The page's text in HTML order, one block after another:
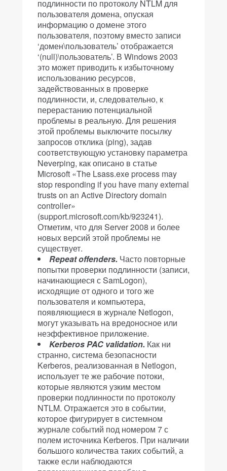
подлинности по протоколу NTLM для
пользователя домена, опуская
информацию о домене этого
пользователя, поэтому вместо записи
‘домен\пользователь’ отображается
‘(null)\пользователь’. В Windows 2003
это может приводить к избыточному
использованию ресурсов,
задействованных в проверке
подлинности, и, следовательно, к
перерастанию потенциальной
проблемы в реальную. Для решения
этой проблемы выключите посылку
запросов отклика (ping), задав
соответствующую установку параметра
Neverping, как описано в статье
Microsoft «The Lsass.exe process may
stop responding if you have many external
trusts on an Active Directory domain
controller»
(support.microsoft.com/kb/923241).
Отметим, что для Server 2008 и более
новых версий этой проблемы не
существует.
Repeat offenders. Часто повторные
попытки проверки подлинности (записи,
начинающиеся с SamLogon),
исходящие от одного и того же
пользователя и компьютера,
появляющиеся в журнале Netlogon,
могут указывать на вредоносное или
неэффективное приложение.
Kerberos PAC validation. Как ни
странно, система безопасности
Kerberos, реализованная в Netlogon,
использует те же рабочие потоки,
которые являются узким местом
проверки подлинности по протоколу
NTLM. Отражается это в событии,
которое фигурирует в системном
журнале событий под номером 7 с
полем источника Kerberos. При наличии
большого количества таких событий, а
также если наблюдаются